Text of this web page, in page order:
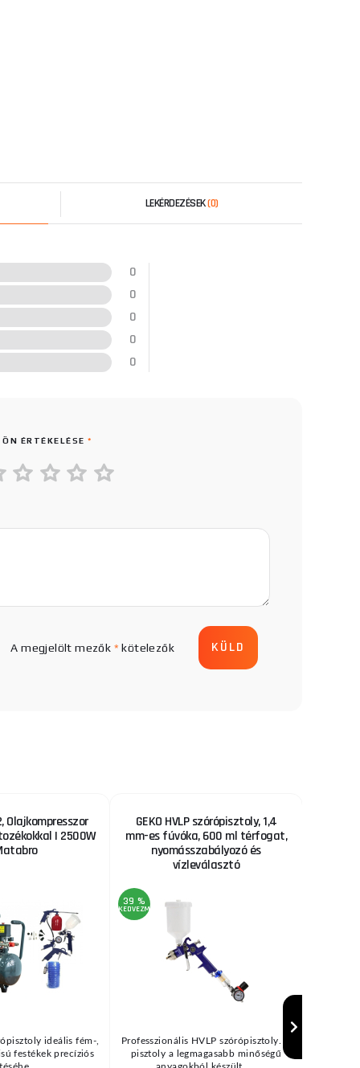
LEKÉRDEZÉSEK(0)
0
0
0
0
0
ÖN ÉRTÉKELÉSE*
A megjelölt mezők * kötelezők
Olajkompresszor
| 2500W
ideális fém-,
festékek precíziós
GEKO HVLP szórópisztoly, 1,4
mm-es fúvóka, 600 ml térfogat,
nyomásszabályozó és
vízleválasztó
39 %
KEDVEZMÉNY
Professzionális HVLP szórópisztoly. A
pisztoly a legmagasabb minőségű